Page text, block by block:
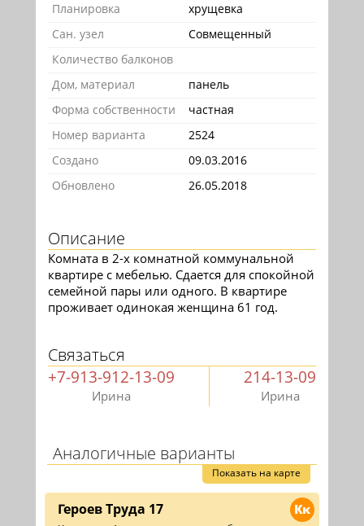
Планировка
хрущевка
Сан. узел
Совмещенный
Количество балконов
Дом, материал
панель
Форма собственности
частная
Номер варианта
2524
Создано
09.03.2016
Обновлено
26.05.2018
Описание
Комната в 2-х комнатной коммунальной
квартире с мебелью. Сдается для спокойной
семейной пары или одного. В квартире
проживает одинокая женщина 61 год.
Связаться
+7-913-912-13-09
Ирина
214-13-09
Ирина
Аналогичные варианты
Показать на карте
Кк
Героев Труда 17